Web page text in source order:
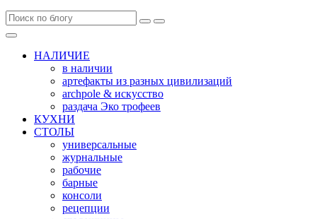
НАЛИЧИЕ
в наличии
артефакты из разных цивилизаций
archpole & искусство
раздача Эко трофеев
КУХНИ
СТОЛЫ
универсальные
журнальные
рабочие
барные
консоли
рецепции